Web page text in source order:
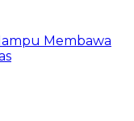
Membawa